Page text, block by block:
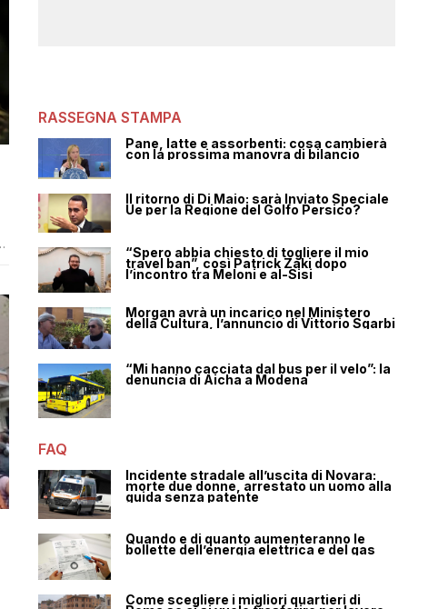
RASSEGNA STAMPA
Pane, latte e assorbenti: cosa cambierà
con la prossima manovra di bilancio
Il ritorno di Di Maio: sarà Inviato Speciale
Ue per la Regione del Golfo Persico?
“Spero abbia chiesto di togliere il mio
travel ban”, così Patrick Zaki dopo
l’incontro tra Meloni e al-Sisi
Morgan avrà un incarico nel Ministero
della Cultura, l’annuncio di Vittorio Sgarbi
“Mi hanno cacciata dal bus per il velo”: la
denuncia di Aicha a Modena
FAQ
Incidente stradale all’uscita di Novara:
morte due donne, arrestato un uomo alla
guida senza patente
Quando e di quanto aumenteranno le
bollette dell’energia elettrica e del gas
Come scegliere i migliori quartieri di